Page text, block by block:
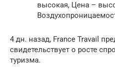
высокая, Цена –
4 дн. назад, France Travail
свидетельствует о росте
туризма.